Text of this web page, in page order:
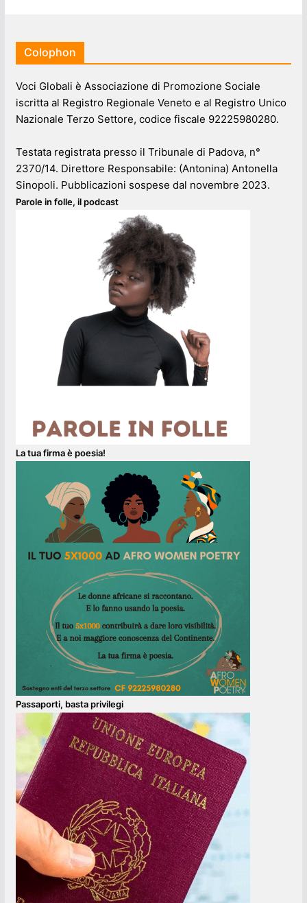
Colophon
Voci Globali è Associazione di Promozione Sociale
iscritta al Registro Regionale Veneto e al Registro Unico
Nazionale Terzo Settore, codice fiscale 92225980280.
Testata registrata presso il Tribunale di Padova, n°
2370/14. Direttore Responsabile: (Antonina) Antonella
Sinopoli. Pubblicazioni sospese dal novembre 2023.
Parole in folle, il podcast
La tua firma è poesia!
Passaporti, basta privilegi